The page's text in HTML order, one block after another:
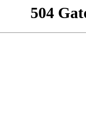
504